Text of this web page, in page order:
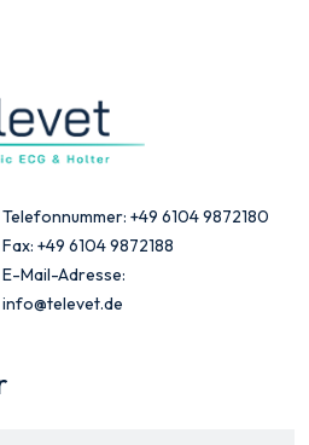
Telefonnummer: +49 6104 9872180
Fax: +49 6104 9872188
E-Mail-Adresse:
info@televet.de